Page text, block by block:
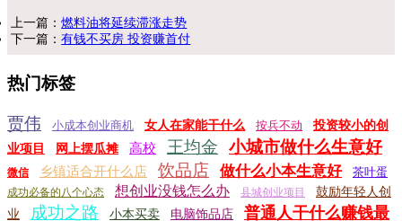
上一篇：燃料油将延续滞涨走势
下一篇：有钱不买房 投资赚首付
热门标签
贾伟 小成本创业商机 女人在家能干什么 按兵不动
投资较小的创
业项目
网上摆瓜摊 高校 王均金 小城市做什么生意好
微信 乡镇适合开什么店 饮品店 做什么小本生意好 茶叶蛋
成功必备的八个心态 想创业没钱怎么办 县城创业项目
鼓励年轻人创
业
成功之路 小本买卖 电脑饰品店 普通人干什么赚钱最